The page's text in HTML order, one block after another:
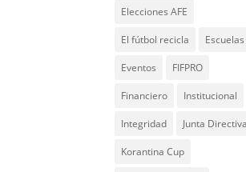
Elecciones AFE
El fútbol recicla Escuelas
Eventos FIFPRO
Financiero Institucional
Integridad Junta Directiva
Korantina Cup